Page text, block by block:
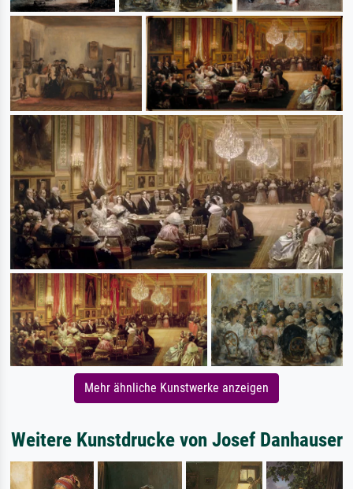
Mehr ähnliche Kunstwerke anzeigen
Weitere Kunstdrucke von Josef Danhauser